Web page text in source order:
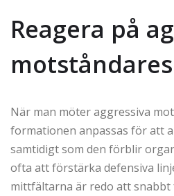
Reagera på
När man möter aggressiva
formationen anpassas för att
samtidigt som den förblir
ofta att förstärka defensiva
mittfältarna är redo att snabbt